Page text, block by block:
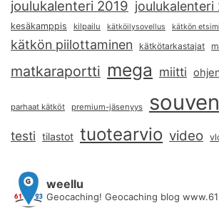
joulukalenteri 2019 joulukalenteri
kesäkamppis kilpailu kätköilysovellus kätkön
kätkön piilottaminen kätkötarkastajat
matkaraportti mega miitti
parhaat kätköt premium-jäsenyys
testi tilastot tuotearvio video
weellu
Geocaching! Geocaching blog